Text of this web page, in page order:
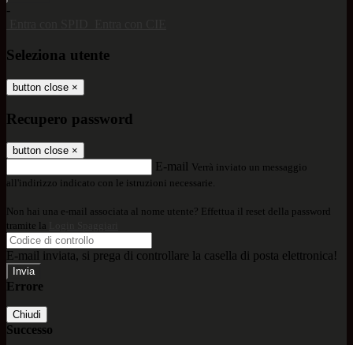
-
Seleziona utente
button close ×
Recupero password
button close ×
E-mail Verrà inviato un messaggio
all'indirizzo indicato con le istruzioni necessarie.
Non hai una e-mail associata al nome utente? Effettua il reset della password
tramite la
E-mail inviata, si prega di controllare la casella di posta elettronica!
Errore
Chiudi
Successo